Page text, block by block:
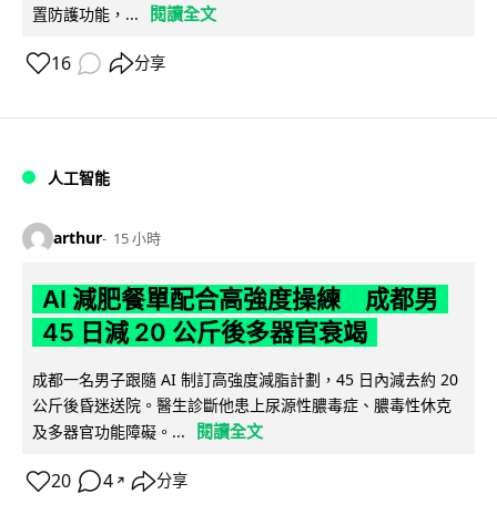
置防護功能，...
閱讀全文
16 分享
人工智能
arthur 15 小時
AI 減肥餐單配合高強度操練 成都男
45 日減 20 公斤後多器官衰竭
成都一名男子跟隨 AI 制訂高強度減脂計劃，45 日內減去約 20
公斤後昏迷送院。醫生診斷他患上尿源性膿毒症、膿毒性休克
及多器官功能障礙。...
閱讀全文
20 4 ↗ 分享